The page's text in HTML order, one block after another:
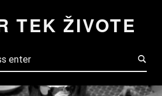
TEK ŽIVOTE